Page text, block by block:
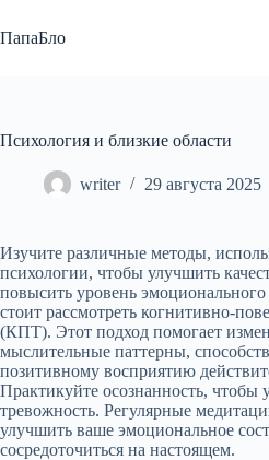
к
сути
ПапаБло
Психология и близкие области
writer 29 августа 2025
Изучите различные методы,
психологии, чтобы улучшить
повысить уровень
стоит рассмотреть когнитивно-
(КПТ). Этот подход помогает
мыслительные паттерны,
позитивному восприятию
Практикуйте осознанность, чтобы
тревожность. Регулярные
улучшить ваше эмоциональное
сосредоточиться на настоящем.